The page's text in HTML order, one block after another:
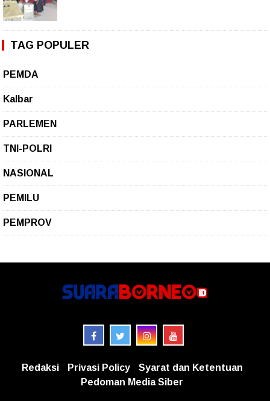
TAG POPULER
PEMDA
Kalbar
PARLEMEN
TNI-POLRI
NASIONAL
PEMILU
PEMPROV
Redaksi Privasi Policy
Syarat dan Ketentuan
Pedoman Media Siber